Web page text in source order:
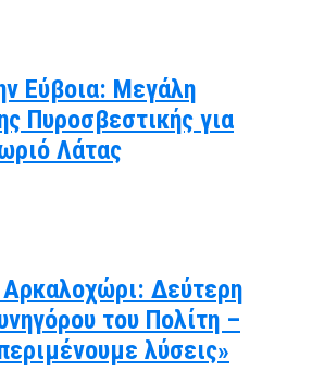
Εύβοια: Μεγάλη
Πυροσβεστικής για
Λάτας
Δεύτερη
του Πολίτη –
λύσεις»